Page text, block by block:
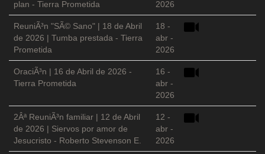
plan - Tierra Prometida
2026
ReuniÃ³n "SÃ© Sano" | 18 de Abril
de 2026 | Tumba prestada - Tierra
Prometida
18 -
abr -
2026
OraciÃ³n | 16 de Abril de 2026 -
Tierra Prometida
16 -
abr -
2026
2Âª ReuniÃ³n familiar | 12 de Abril
de 2026 | Siervos por amor de
Jesucristo - Roberto Stevenson E.
12 -
abr -
2026